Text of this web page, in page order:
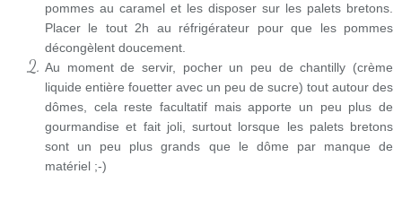
pommes au caramel et les disposer sur les palets bretons.
Placer le tout 2h au réfrigérateur pour que les pommes
décongèlent doucement.
Au moment de servir, pocher un peu de chantilly (crème
liquide entière fouetter avec un peu de sucre) tout autour des
dômes, cela reste facultatif mais apporte un peu plus de
gourmandise et fait joli, surtout lorsque les palets bretons
sont un peu plus grands que le dôme par manque de
matériel ;-)